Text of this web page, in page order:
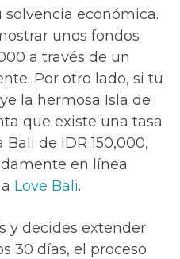
económica.
unos fondos
a través de un
Por otro lado, si tu
la hermosa Isla de
que existe una tasa
de IDR 150,000,
en línea
Love Bali.
y decides extender
30 días, el proceso